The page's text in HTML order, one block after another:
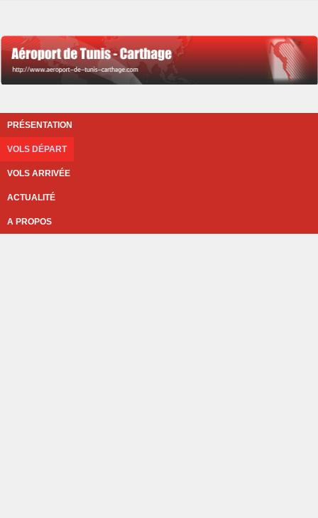
PRÉSENTATION
VOLS DÉPART
VOLS ARRIVÉE
ACTUALITÉ
A PROPOS